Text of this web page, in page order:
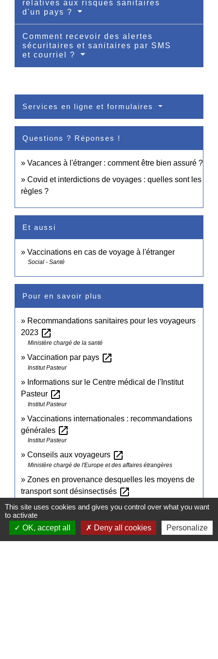
relatives aux risques sanitaires
d'un pays ?
Comment recevoir des alertes
sécuritaires et sanitaires par SMS
et courriel ?
Services en ligne et formulaires
Questions ? Réponses !
Vacances à l'étranger : comment être bien assuré ?
Covid et interdictions de voyages : quelles sont les
règles ?
Et aussi
Vaccinations en cas de voyage à l'étranger
Social - Santé
Pour en savoir plus
Recommandations sanitaires pour les voyageurs
2023 open_in_new
Ministère chargé de la santé
Vaccination par pays open_in_new
Institut Pasteur
Informations sur le Centre médical de l'Institut
Pasteur open_in_new
Institut Pasteur
Vaccinations internationales : recommandations
générales open_in_new
Institut Pasteur
Conseils aux voyageurs open_in_new
Ministère chargé de l'Europe et des affaires étrangères
Zones en provenance desquelles les moyens de
transport sont désinsectisés open_in_new
Signaler une erreur sur cette page
This site uses cookies and gives you control over what you want
to activate
OK, accept all
Deny all cookies Personalize